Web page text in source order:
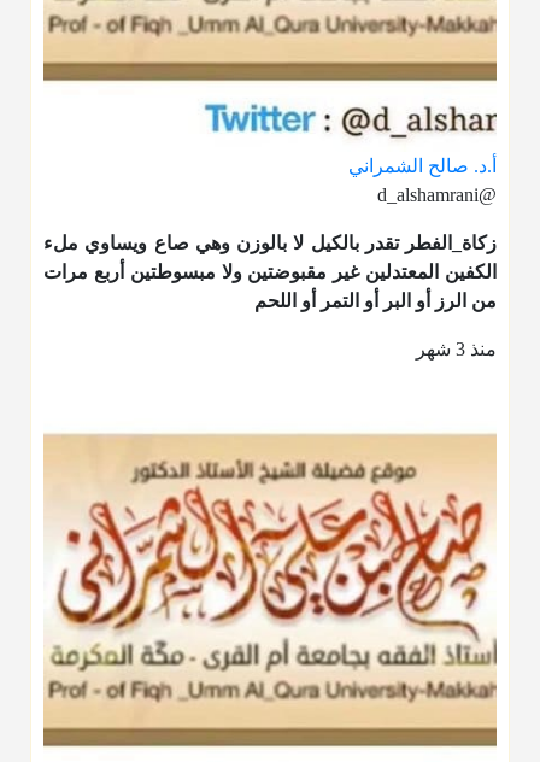
أ.د. صالح الشمراني
@d_alshamrani
زكاة_الفطر تقدر بالكيل لا بالوزن وهي صاع ويساوي ملء
الكفين المعتدلين غير مقبوضتين ولا مبسوطتين أربع مرات
من الرز أو البر أو التمر أو اللحم
منذ 3 شهر